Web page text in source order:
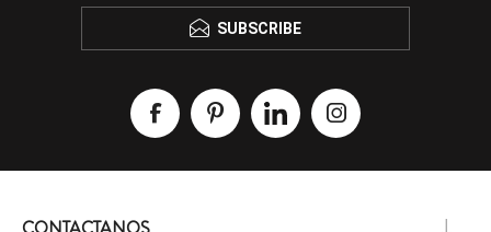
SUBSCRIBE